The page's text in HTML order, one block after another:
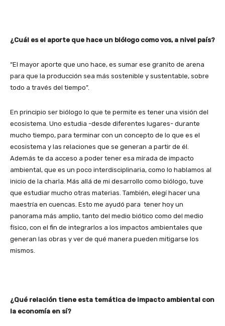
¿Cuál es el aporte que hace un biólogo como vos, a nivel país?
“El mayor aporte que uno hace, es sumar ese granito de arena
para que la producción sea más sostenible y sustentable, sobre
todo a través del tiempo”.
En principio ser biólogo lo que te permite es tener una visión del
ecosistema. Uno estudia -desde diferentes lugares- durante
mucho tiempo, para terminar con un concepto de lo que es el
ecosistema y las relaciones que se generan a partir de él.
Además te da acceso a poder tener esa mirada de impacto
ambiental, que es un poco interdisciplinaria, como lo hablamos al
inicio de la charla. Más allá de mi desarrollo como biólogo, tuve
que estudiar mucho otras materias. También, elegí hacer una
maestría en cuencas. Esto me ayudó para tener hoy un
panorama más amplio, tanto del medio biótico como del medio
físico, con el fin de integrarlos a los impactos ambientales que
generan las obras y ver de qué manera pueden mitigarse los
mismos.
¿Qué relación tiene esta temática de impacto ambiental con
la economía en sí?